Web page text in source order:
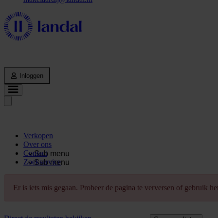
Inloggen
Verkopen
Over ons
Sub menu
Contact
Sub menu
Zoekservice
Er is iets mis gegaan. Probeer de pagina te verversen of gebruik